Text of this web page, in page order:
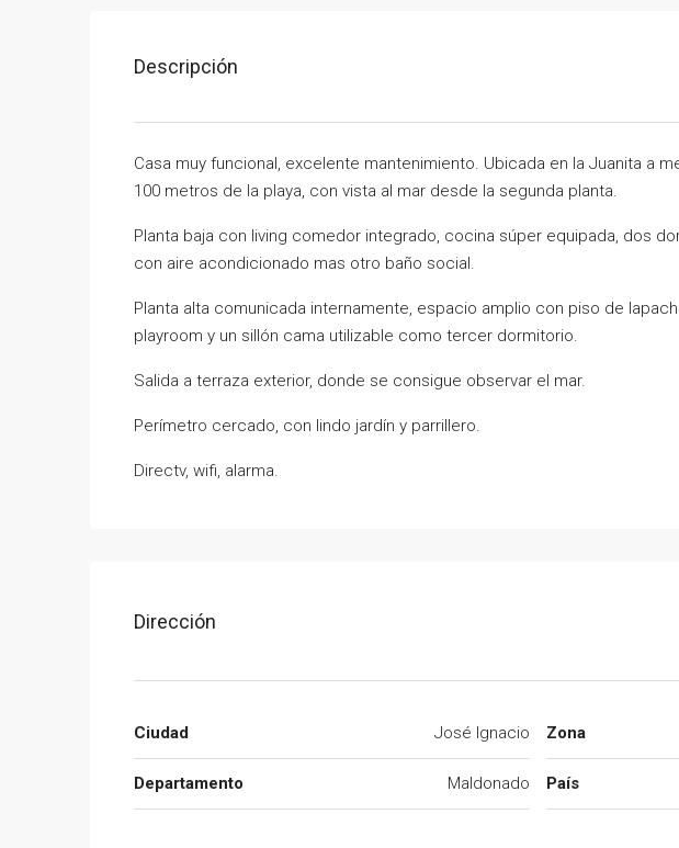
Descripción
Casa muy funcional, excelente mantenimiento. Ubicada en la Juanita a
100 metros de la playa, con vista al mar desde la segunda planta.
Planta baja con living comedor integrado, cocina súper equipada, dos
con aire acondicionado mas otro baño social.
Planta alta comunicada internamente, espacio amplio con piso de
playroom y un sillón cama utilizable como tercer dormitorio.
Salida a terraza exterior, donde se consigue observar el mar.
Perímetro cercado, con lindo jardín y parrillero.
Directv, wifi, alarma.
Dirección
Ciudad José Ignacio
Departamento Maldonado
Zona
País